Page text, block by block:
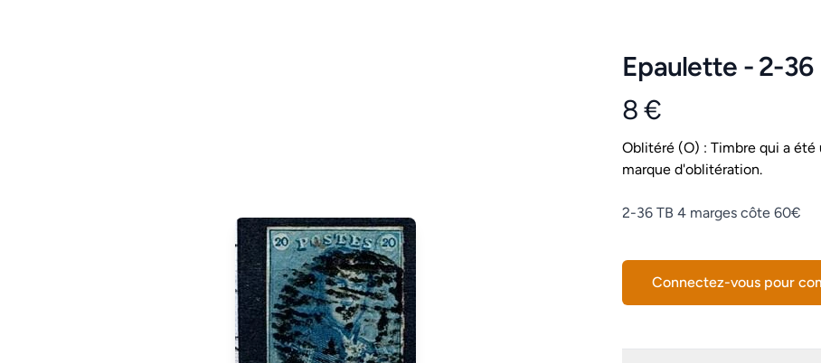
Epaulette - 2-36
Product information
8 €
Conditions
Oblitéré (O) : Timbre qui a
marque d'oblitération.
Description
2-36 TB 4 marges côte 60€
Connectez-vous pour